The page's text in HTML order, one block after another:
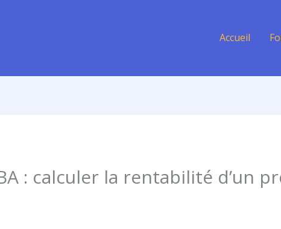
Accueil
: calculer la rentabilité d’un